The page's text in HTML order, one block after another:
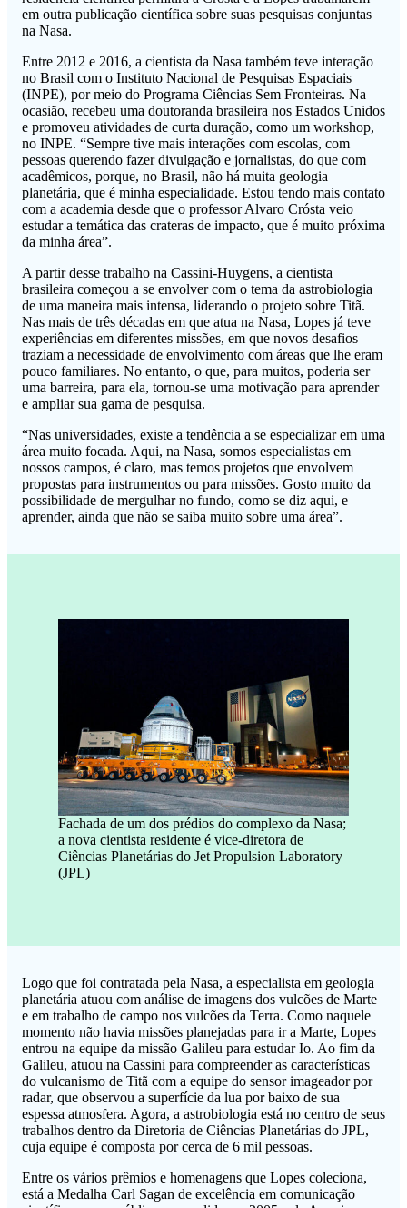
em outra publicação científica sobre suas pesquisas conjuntas
na Nasa.
Entre 2012 e 2016, a cientista da Nasa também teve interação
no Brasil com o Instituto Nacional de Pesquisas Espaciais
(INPE), por meio do Programa Ciências Sem Fronteiras. Na
ocasião, recebeu uma doutoranda brasileira nos Estados Unidos
e promoveu atividades de curta duração, como um workshop,
no INPE. “Sempre tive mais interações com escolas, com
pessoas querendo fazer divulgação e jornalistas, do que com
acadêmicos, porque, no Brasil, não há muita geologia
planetária, que é minha especialidade. Estou tendo mais contato
com a academia desde que o professor Alvaro Crósta veio
estudar a temática das crateras de impacto, que é muito próxima
da minha área”.
A partir desse trabalho na Cassini-Huygens, a cientista
brasileira começou a se envolver com o tema da astrobiologia
de uma maneira mais intensa, liderando o projeto sobre Titã.
Nas mais de três décadas em que atua na Nasa, Lopes já teve
experiências em diferentes missões, em que novos desafios
traziam a necessidade de envolvimento com áreas que lhe eram
pouco familiares. No entanto, o que, para muitos, poderia ser
uma barreira, para ela, tornou-se uma motivação para aprender
e ampliar sua gama de pesquisa.
“Nas universidades, existe a tendência a se especializar em uma
área muito focada. Aqui, na Nasa, somos especialistas em
nossos campos, é claro, mas temos projetos que envolvem
propostas para instrumentos ou para missões. Gosto muito da
possibilidade de mergulhar no fundo, como se diz aqui, e
aprender, ainda que não se saiba muito sobre uma área”.
Fachada de um dos prédios do complexo da Nasa;
a nova cientista residente é vice-diretora de
Ciências Planetárias do Jet Propulsion Laboratory
(JPL)
Logo que foi contratada pela Nasa, a especialista em geologia
planetária atuou com análise de imagens dos vulcões de Marte
e em trabalho de campo nos vulcões da Terra. Como naquele
momento não havia missões planejadas para ir a Marte, Lopes
entrou na equipe da missão Galileu para estudar Io. Ao fim da
Galileu, atuou na Cassini para compreender as características
do vulcanismo de Titã com a equipe do sensor imageador por
radar, que observou a superfície da lua por baixo de sua
espessa atmosfera. Agora, a astrobiologia está no centro de seus
trabalhos dentro da Diretoria de Ciências Planetárias do JPL,
cuja equipe é composta por cerca de 6 mil pessoas.
Entre os vários prêmios e homenagens que Lopes coleciona,
está a Medalha Carl Sagan de excelência em comunicação